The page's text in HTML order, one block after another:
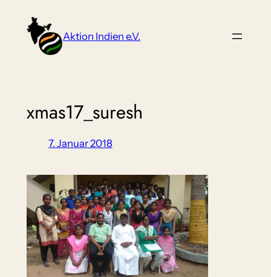
Inhalt
springen
Aktion Indien e.V.
xmas17_suresh
7. Januar 2018